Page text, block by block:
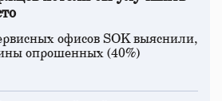
офисов SOK выяснили,
опрошенных (40%)